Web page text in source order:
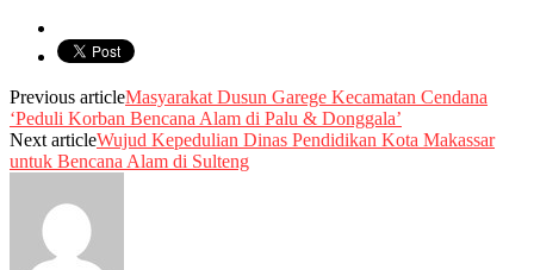
Previous articleMasyarakat Dusun Garege Kecamatan Cendana
‘Peduli Korban Bencana Alam di Palu & Donggala’
Next articleWujud Kepedulian Dinas Pendidikan Kota Makassar
untuk Bencana Alam di Sulteng